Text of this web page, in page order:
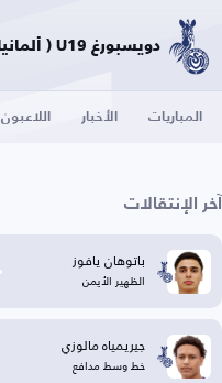
دويسبورغ U19 ( ألمانيا )
المباريات الأخبار اللاعبون
آخر الإنتقالات
باتوهان يافوز
الظهير الأيمن
جيريمياه مالوزي
خط وسط مدافع